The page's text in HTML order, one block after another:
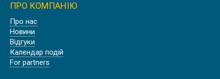
ПРО КОМПАНІЮ
Про нас
Новини
Відгуки
Календар подій
For partners